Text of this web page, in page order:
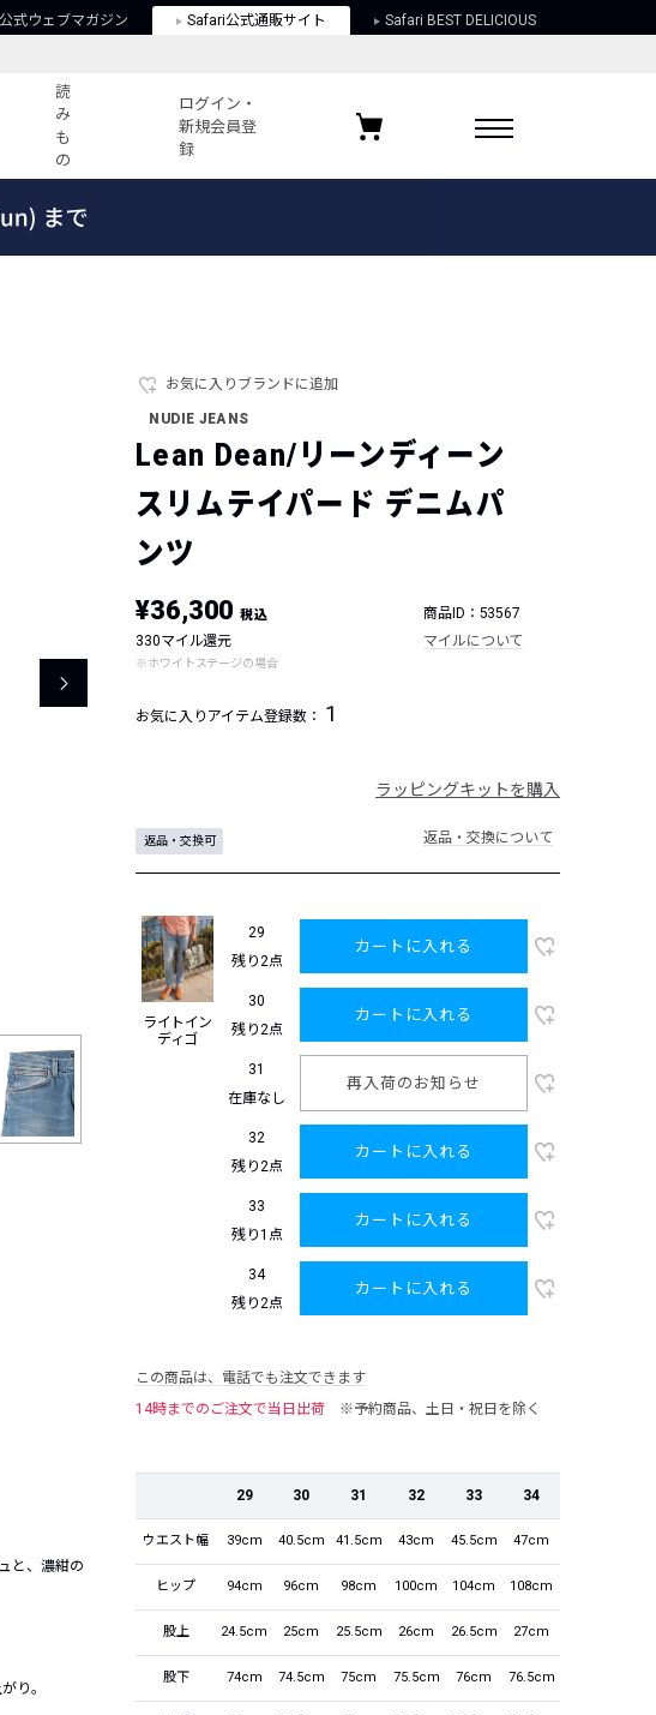
式ウェブマガジン Safari公式通販サイト Safari BEST DELICIOUS
読
み
も
の
ログイン・
新規会員登
録
プライバシーポリシー
お気に入りブランド
と、濃紺の
り。
お気に入りブランドに追加
NUDIE JEANS
Lean Dean/リーンディーン
スリムテイパード デニムパ
ンツ
¥36,300税込
商品ID：53567
330マイル還元
※ホワイトステージの場合
マイルについて
お気に入りアイテム登録数： 1
ラッピングキットを購入
返品・交換可 返品・交換について
ライトイン
ディゴ
29
残り2点
カートに入れる
30
残り2点
カートに入れる
31
在庫なし
再入荷のお知らせ
32
残り2点
カートに入れる
33
残り1点
カートに入れる
34
残り2点
カートに入れる
この商品は、電話でも注文できます
14時までのご注文で当日出荷
※予約商品、土日・祝日を除く
29 30 31 32 33 34
ウエスト幅 39cm 40.5cm 41.5cm 43cm 45.5cm 47cm
ヒップ 94cm 96cm 98cm 100cm 104cm 108cm
股上 24.5cm 25cm 25.5cm 26cm 26.5cm 27cm
股下 74cm 74.5cm 75cm 75.5cm 76cm 76.5cm